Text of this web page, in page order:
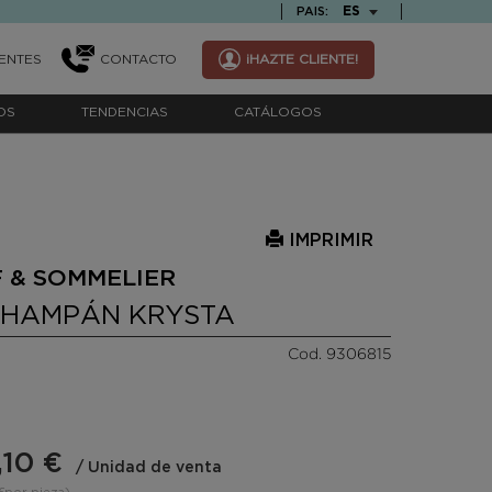
PAIS: TEXT.LANGUAGE
ES
CONTACTO ¡HAZTE CLIENTE!
TENDENCIAS CATÁLOGOS
IMPRIMIR
SOMMELIER
KRYSTA
Cod. 9306815
€ / Unidad de venta